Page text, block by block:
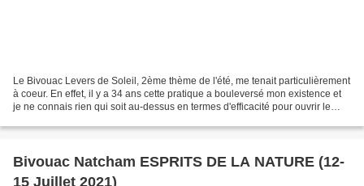
Le Bivouac Levers de Soleil, 2ème thème de l'été, me tenait particulièrement
à coeur. En effet, il y a 34 ans cette pratique a bouleversé mon existence et
je ne connais rien qui soit au-dessus en termes d'efficacité pour ouvrir le
Bivouac Natcham ESPRITS DE LA NATURE (12-
15 Juillet 2021)